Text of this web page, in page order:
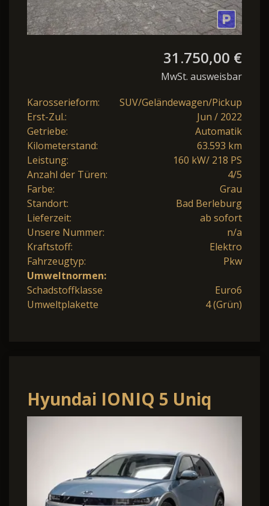
31.750,00 €
MwSt. ausweisbar
Karosserieform:
SUV/Geländewagen/Pickup
Erst-Zul.:
Jun / 2022
Getriebe:
Automatik
Kilometerstand:
63.593 km
Leistung:
160 kW/ 218 PS
Anzahl der Türen:
4/5
Farbe:
Grau
Standort:
Bad Berleburg
Lieferzeit:
ab sofort
Unsere Nummer:
n/a
Kraftstoff:
Elektro
Fahrzeugtyp:
Pkw
Umweltnormen:
Schadstoffklasse
Euro6
Umweltplakette
4 (Grün)
Hyundai IONIQ 5 Uniq
Elektro 77 HUD Navi
Digitales Cockp